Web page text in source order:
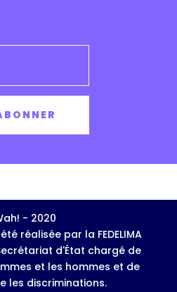
- 2020
réalisée par la FEDELIMA
d'État chargé de
et les hommes et de
les discriminations.